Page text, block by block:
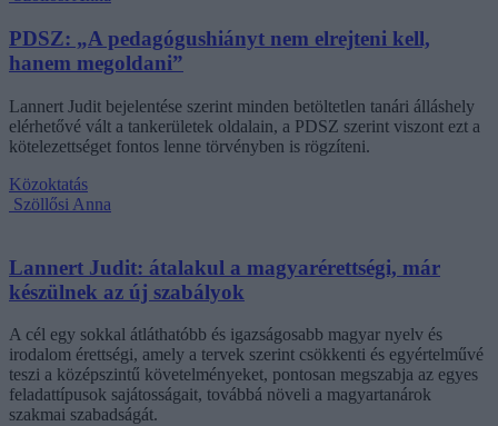
PDSZ: „A pedagógushiányt nem elrejteni kell,
hanem megoldani”
Lannert Judit bejelentése szerint minden betöltetlen tanári álláshely
elérhetővé vált a tankerületek oldalain, a PDSZ szerint viszont ezt a
kötelezettséget fontos lenne törvényben is rögzíteni.
Közoktatás
Szöllősi Anna
Lannert Judit: átalakul a magyarérettségi, már
készülnek az új szabályok
A cél egy sokkal átláthatóbb és igazságosabb magyar nyelv és
irodalom érettségi, amely a tervek szerint csökkenti és egyértelművé
teszi a középszintű követelményeket, pontosan megszabja az egyes
feladattípusok sajátosságait, továbbá növeli a magyartanárok
szakmai szabadságát.